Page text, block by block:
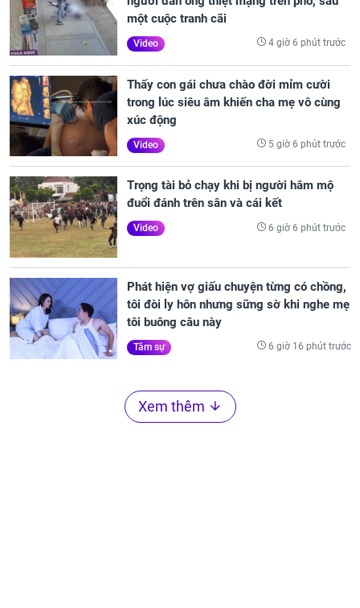
một cuộc tranh cãi
Video 4 giờ 6 phút trước
Thấy con gái chưa chào đời mỉm cười
trong lúc siêu âm khiến cha mẹ vô cùng
xúc động
Video 5 giờ 6 phút trước
Trọng tài bỏ chạy khi bị người hâm mộ
đuổi đánh trên sân và cái kết
Video 6 giờ 6 phút trước
Phát hiện vợ giấu chuyện từng có chồng,
tôi đòi ly hôn nhưng sững sờ khi nghe mẹ
tôi buông câu này
Tâm sự 6 giờ 16 phút trước
Xem thêm